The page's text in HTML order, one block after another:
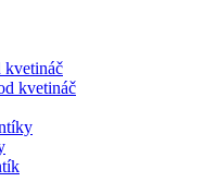
kvetináč
kvetináč